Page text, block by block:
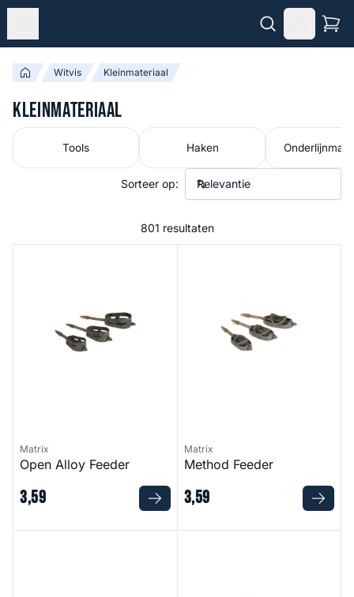
Witvis Kleinmateriaal
Kleinmateriaal
Tools Haken
801 resultaten
Sorteer op:
Matrix
Open Alloy Feeder
3,59
Matrix
Method Feeder
3,59